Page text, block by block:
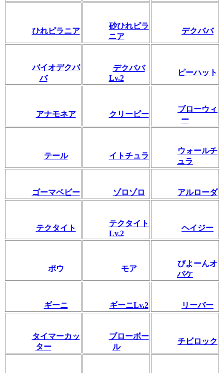
ひれピラニア
砂ひれピラ
ニア
デクババ
バイオデクバ
バ
デクババ
Lv.2
ピーハット
アナモネア クリーピー
ブローウィ
ー
テール イトチュラ
ウォールチ
ュラ
ゴーマベビー ゾロゾロ アルローダ
テクタイト
テクタイト
Lv.2
ヘイジー
ポウ モア
びよーんオ
バケ
ギーニ ギーニLv.2 リーバー
タイマーカッ
ター
ブローボー
ル
チビロック